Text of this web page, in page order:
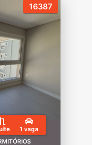
16387
1 vaga